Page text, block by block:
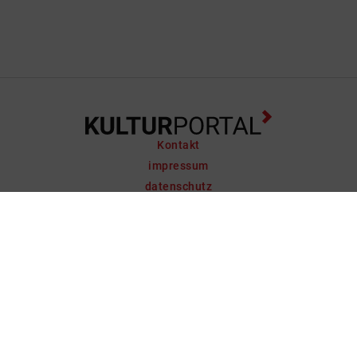
Kontakt
impressum
datenschutz